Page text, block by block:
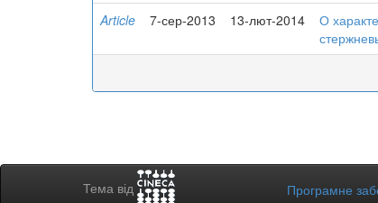
Article 7-сер-2013 13-лют-2014
О
Тема від Програмне